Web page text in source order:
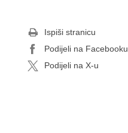
Ispiši stranicu
Podijeli na Facebooku
Podijeli na X-u